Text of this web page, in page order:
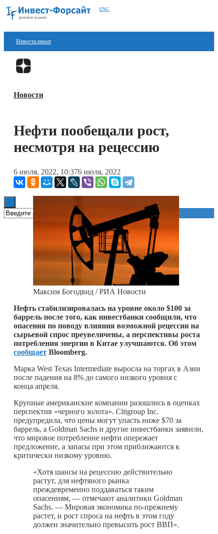
ENG
Инвестклимат
Финансы
Блокчейн
Технологии
Книги
Новости
Нефти пообещали рост,
несмотря на рецессию
6 июля, 2022, 10:376 июля, 2022
Максим Богодвид / РИА Новости
Нефть стабилизировалась на уровне около $100 за
баррель после того, как инвестбанки сообщили, что
опасения по поводу влияния возможной рецессии на
сырьевой спрос преувеличены, а перспективы роста
потребления энергии в Китае улучшаются. Об этом
сообщает Bloomberg.
Марка West Texas Intermediate выросла на торгах в Азии
после падения на 8% до самого низкого уровня с
конца апреля.
Крупные американские компании разошлись в оценках
перспектив «черного золота». Citigroup Inc.
предупредила, что цены могут упасть ниже $70 за
баррель, а Goldman Sachs и другие инвестбанки заявили,
что мировое потребление нефти опережает
предложение, а запасы при этом приближаются к
критически низкому уровню.
«Хотя шансы на рецессию действительно
растут, для нефтяного рынка
преждевременно поддаваться таким
опасениям, — отмечают аналитики Goldman
Sachs. — Мировая экономика по-прежнему
растет, и рост спроса на нефть в этом году
должен значительно превысить рост ВВП».